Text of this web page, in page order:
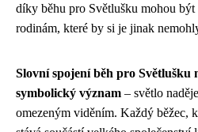
díky běhu pro Světlušku mohou být
rodinám, které by si je jinak
Slovní spojení běh pro Světlušku
symbolický význam – světlo
omezeným viděním. Každý běžec,